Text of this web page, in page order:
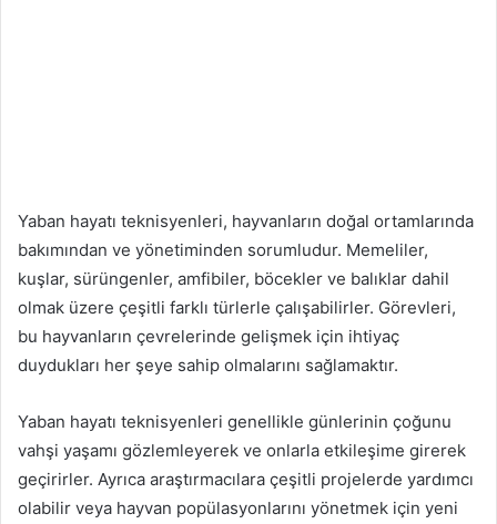
Yaban hayatı teknisyenleri, hayvanların doğal ortamlarında
bakımından ve yönetiminden sorumludur. Memeliler,
kuşlar, sürüngenler, amfibiler, böcekler ve balıklar dahil
olmak üzere çeşitli farklı türlerle çalışabilirler. Görevleri,
bu hayvanların çevrelerinde gelişmek için ihtiyaç
duydukları her şeye sahip olmalarını sağlamaktır.
Yaban hayatı teknisyenleri genellikle günlerinin çoğunu
vahşi yaşamı gözlemleyerek ve onlarla etkileşime girerek
geçirirler. Ayrıca araştırmacılara çeşitli projelerde yardımcı
olabilir veya hayvan popülasyonlarını yönetmek için yeni